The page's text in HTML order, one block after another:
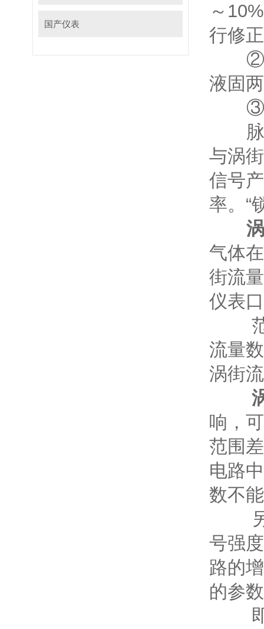
国产仪表
～
行修
②可
液固
③可
脉动
与涡
信号
率。“
气体
街流
仪表
范围
流量
涡街
响，
范围
电路
数不
另外
号强
路的
的参
即使